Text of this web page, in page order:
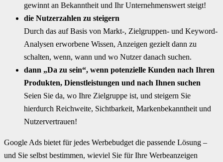
gewinnt an Bekanntheit und Ihr Unternehmenswert steigt!
die Nutzerzahlen zu steigern
Durch das auf Basis von Markt-, Zielgruppen- und Keyword-
Analysen erworbene Wissen, Anzeigen gezielt dann zu
schalten, wenn, wann und wo Nutzer danach suchen.
dann „Da zu sein“, wenn potenzielle Kunden nach Ihren
Produkten, Dienstleistungen und nach Ihnen suchen
Seien Sie da, wo Ihre Zielgruppe ist, und steigern Sie
hierdurch Reichweite, Sichtbarkeit, Markenbekanntheit und
Nutzervertrauen!
Google Ads bietet für jedes Werbebudget die passende Lösung –
und Sie selbst bestimmen, wieviel Sie für Ihre Werbeanzeigen